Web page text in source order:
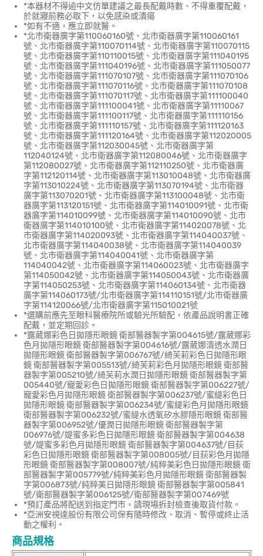
*本器材不得逾中文仿單建議之最長配戴時數、不得重覆配戴，
於就寢前務必取下，以免感染或潰瘍
*如有不適，應立即就醫。
*北市衛器廣字第110060160號、北市衛器廣字第110060161
號、北市衛器廣字第110070114號、北市衛器廣字第110070115
號、北市衛器廣字第110110015號、北市衛器廣字第111040195
號、北市衛器廣字第111040196號、北市衛器廣字第111050077
號、北市衛器廣字第111070107號、北市衛器廣字第111070106
號、北市衛器廣字第111070116號、北市衛器廣字第111070108
號、北市衛器廣字第111070117號、北市衛器廣字第111100040
號、北市衛器廣字第111100041號、北市衛器廣字第11110067
號、北市衛器廣字第111100117號、北市衛器廣字第111110156
號、北市衛器廣字第111110157號、北市衛器廣字第111120163
號、北市衛器廣字第111120164號、北市衛器廣字第112020005
號、北市衛器廣字第112030045號、北市衛器廣字第
112040124號、北市衛器廣字第112080046號、北市衛器廣字
第112080027號、北市衛器廣字第112110250號、北市衛器廣
字第112120114號、北市衛器廣字第113010048號、北市衛器廣
字第113010224號、北市衛器廣字第113070194號、北市衛器
廣字第113070201號、北市衛器廣字第113100048號、北市衛
器廣字第113120151號、北市衛器廣字第114010091號、北市衛
器廣字第114010099號、北市衛器廣字第114010090號、北市
衛器廣字第114010100號、北市衛器廣字第114020078號、北
市衛器廣字第114020093號、北市衛器廣字第114040037號、
北市衛器廣字第114040038號、北市衛器廣字第114040039
號、北市衛器廣字第114040041號、北市衛器廣字第
114040042號、北市衛器廣字第114060023號、北市衛器廣字
第114050042號、北市衛器廣字第114050043號、北市衛器廣
字第114050253號、北市衛器廣字第114060134號、北市衛器
廣字第114060173號/北市衛器廣字第114110151號/北市衛器廣
字第114120066號/北市衛器廣字第115010021號
*選購前應先至眼科醫療院所或驗光所驗配，依產品說明書正確
配戴，並定期回診。
*露葳娜彩色日拋隱形眼鏡 衛部醫器製字第004615號/露葳娜彩
色月拋隱形眼鏡 衛部醫器製字第004616號/露葳娜清透水潤日
拋隱形眼鏡 衛部醫器製字第006767號/綺芙莉彩色日拋隱形眼
鏡 衛部醫器製字第005513號/綺芙莉彩色月拋隱形眼鏡 衛部醫
器製字第005210號/綺芙莉水潤日拋隱形眼鏡 衛部醫器製字第
005440號/寵愛彩色日拋隱形眼鏡 衛部醫器製字第006227號/
寵愛彩色月拋隱形眼鏡 衛部醫器製字第006237號/蜜緹彩色日
拋隱形眼鏡 衛部醫器製字第006234號/蜜緹彩色月拋隱形眼鏡
衛部醫器製字第006232號/蜜緹水透氧矽水膠隱形眼鏡 衛部醫
器製字第006952號/優潤日拋隱形眼鏡 衛部醫器製字第
006976號/媞蜜多彩色日拋隱形眼鏡 衛部醫器製字第004638
號/媞蜜多彩色月拋隱形眼鏡 衛部醫器製字第004637號/目荻
彩色日拋隱形眼鏡 衛部醫器製字第008005號/目荻彩色月拋隱
形眼鏡 衛部醫器製字第008007號/純粹美彩色日拋隱形眼鏡 衛
部醫器製字第005779號/純粹美彩色月拋隱形眼鏡 衛部醫器製
字第006873號/純粹美日拋隱形眼鏡 衛部醫器製字第005841
號/衛部醫器製字第006125號/衛部醫器製字第007469號
*預訂產品將配送到指定門市，請現場拆封檢查後取貨付款。
*亞洲安視達股份有限公司保有隨時修改、取消、暫停或終止活
動之權利。
商品規格